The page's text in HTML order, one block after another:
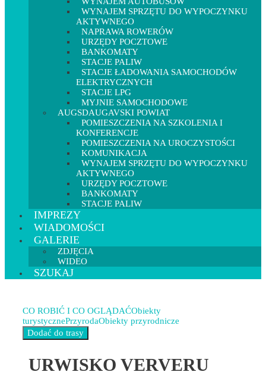
WYNAJEM SPRZĘTU DO WYPOCZYNKU
AKTYWNEGO
NAPRAWA ROWERÓW
URZĘDY POCZTOWE
BANKOMATY
STACJE PALIW
STACJE ŁADOWANIA SAMOCHODÓW
ELEKTRYCZNYCH
STACJE LPG
MYJNIE SAMOCHODOWE
AUGSDAUGAVSKI POWIAT
POMIESZCZENIA NA SZKOLENIA I
KONFERENCJE
POMIESZCZENIA NA UROCZYSTOŚCI
KOMUNIKACJA
WYNAJEM SPRZĘTU DO WYPOCZYNKU
AKTYWNEGO
URZĘDY POCZTOWE
BANKOMATY
STACJE PALIW
IMPREZY
WIADOMOŚCI
GALERIE
ZDJĘCIA
WIDEO
SZUKAJ
CO ROBIĆ I CO OGLĄDAĆObiekty
turystycznePrzyrodaObiekty przyrodnicze
URWISKO VERVERU